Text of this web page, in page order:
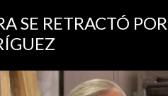
SE RETRACTÓ